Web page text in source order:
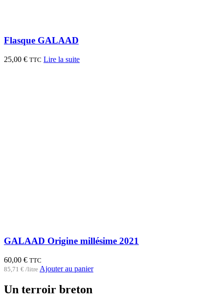
Flasque GALAAD
25,00 € TTC Lire la suite
GALAAD Origine millésime 2021
60,00 € TTC
85,71 € /litre Ajouter au panier
Un terroir breton